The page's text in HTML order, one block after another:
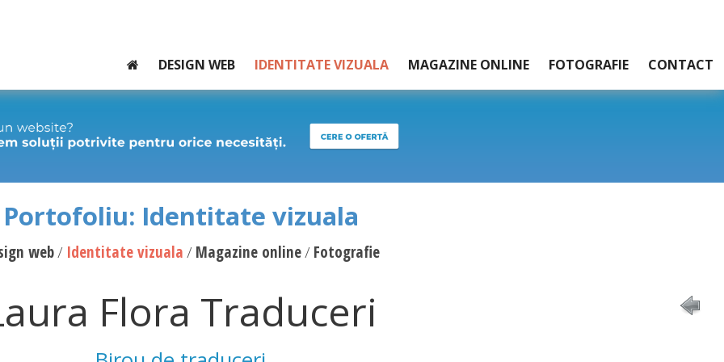
DESIGN WEB IDENTITATE VIZUALA MAGAZINE ONLINE FOTOGRAFIE CONTACT
Portofoliu: Identitate vizuala
web Identitate vizuala Magazine online Fotografie
Flora Traduceri